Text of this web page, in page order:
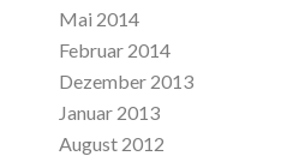
Mai 2014
Februar 2014
Dezember 2013
Januar 2013
August 2012